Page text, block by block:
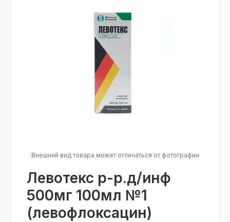
Внешний вид товара может отличаться от фотографии
Левотекс р-р.д/инф
500мг 100мл №1
(левофлоксацин)